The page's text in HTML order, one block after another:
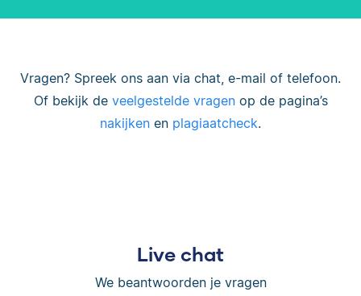
Vragen? Spreek ons aan via chat, e-mail of telefoon.
Of bekijk de veelgestelde vragenop de pagina’s
nakijken en plagiaatcheck.
Live chat
We beantwoorden je vragen